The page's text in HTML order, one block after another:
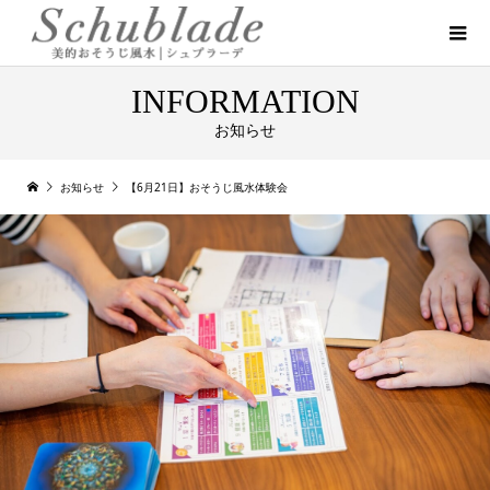
INFORMATION
お知らせ
お知らせ 【6月21日】おそうじ風水体験会